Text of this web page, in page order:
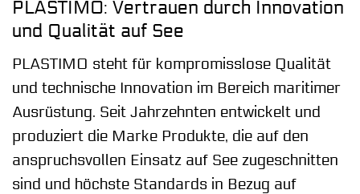
PLASTIMO: Vertrauen durch Innovation
und Qualität auf See
PLASTIMO steht für kompromisslose Qualität
und technische Innovation im Bereich maritimer
Ausrüstung. Seit Jahrzehnten entwickelt und
produziert die Marke Produkte, die auf den
anspruchsvollen Einsatz auf See zugeschnitten
sind und höchste Standards in Bezug auf